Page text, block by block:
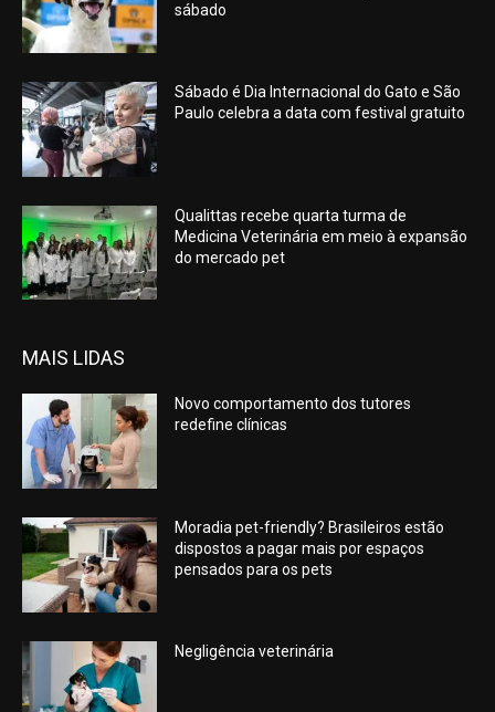
sábado
Sábado é Dia Internacional do Gato e São
Paulo celebra a data com festival gratuito
Qualittas recebe quarta turma de
Medicina Veterinária em meio à expansão
do mercado pet
MAIS LIDAS
Novo comportamento dos tutores
redefine clínicas
Moradia pet-friendly? Brasileiros estão
dispostos a pagar mais por espaços
pensados para os pets
Negligência veterinária